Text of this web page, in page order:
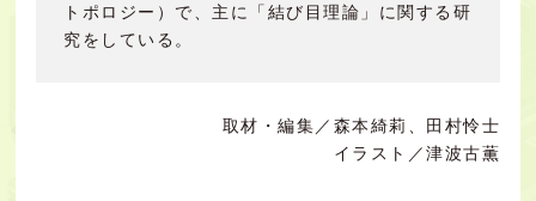
トポロジー）で、主に「結び目理論」に関する研
究をしている。
取材・編集／森本綺莉、田村怜士
イラスト／津波古薫